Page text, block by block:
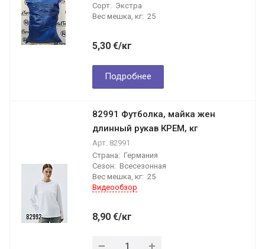
Сорт: Экстра
Вес мешка, кг: 25
5,30 €/кг
Подробнее
82991 Футболка, майка жен
длинный рукав КРЕМ, кг
Арт. 82991
Страна: Германия
Сезон: Всесезонная
Вес мешка, кг: 25
Видеообзор
8,90 €/кг